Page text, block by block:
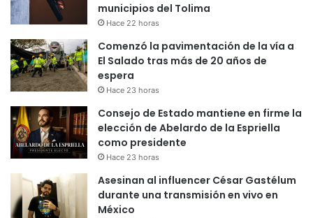
municipios del Tolima
Hace 22 horas
Comenzó la pavimentación de la vía a
El Salado tras más de 20 años de
espera
Hace 23 horas
Consejo de Estado mantiene en firme la
elección de Abelardo de la Espriella
como presidente
Hace 23 horas
Asesinan al influencer César Gastélum
durante una transmisión en vivo en
México